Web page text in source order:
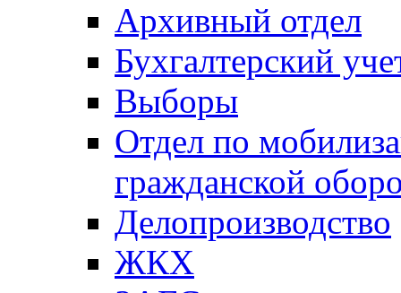
Архивный отдел
Бухгалтерский
Выборы
Отдел по
гражданской
Делопроизводство
ЖКХ